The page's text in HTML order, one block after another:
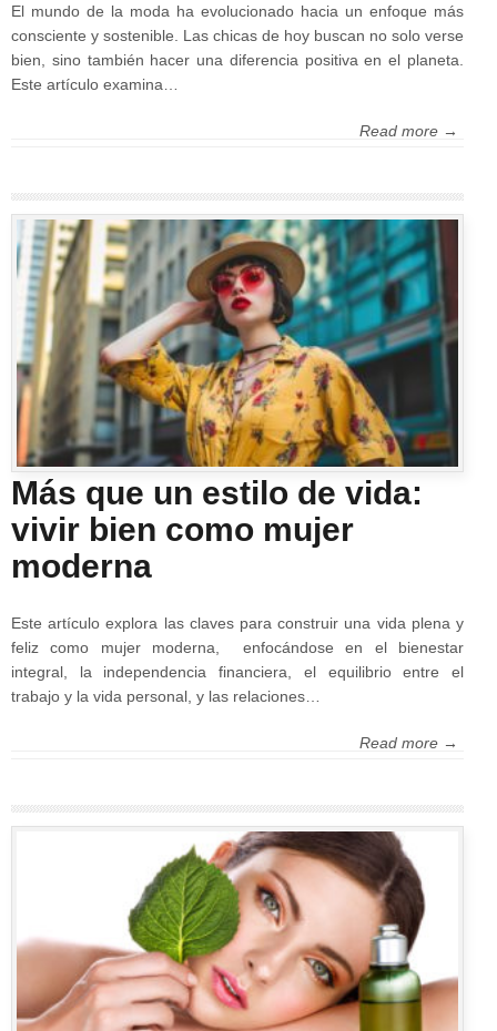
El mundo de la moda ha evolucionado hacia un enfoque más
consciente y sostenible. Las chicas de hoy buscan no solo verse
bien, sino también hacer una diferencia positiva en el planeta.
Este artículo examina…
Read more →
Más que un estilo de vida:
vivir bien como mujer
moderna
Este artículo explora las claves para construir una vida plena y
feliz como mujer moderna, enfocándose en el bienestar
integral, la independencia financiera, el equilibrio entre el
trabajo y la vida personal, y las relaciones…
Read more →